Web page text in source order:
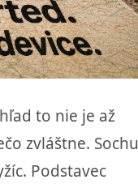
to nie je až
zvláštne. Sochu
Podstavec